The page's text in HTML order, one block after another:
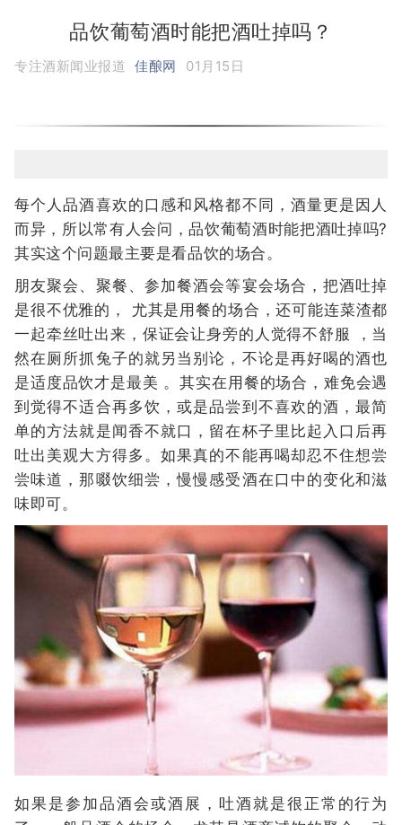
品饮葡萄酒时能把酒吐掉吗？
专注酒新闻业报道 佳酿网 01月15日
每个人品酒喜欢的口感和风格都不同，酒量更是因人
而异，所以常有人会问，品饮葡萄酒时能把酒吐掉吗?
其实这个问题最主要是看品饮的场合。
朋友聚会、聚餐、参加餐酒会等宴会场合，把酒吐掉
是很不优雅的， 尤其是用餐的场合，还可能连菜渣都
一起牵丝吐出来，保证会让身旁的人觉得不舒服 ，当
然在厕所抓兔子的就另当别论，不论是再好喝的酒也
是适度品饮才是最美 。其实在用餐的场合，难免会遇
到觉得不适合再多饮，或是品尝到不喜欢的酒，最简
单的方法就是闻香不就口，留在杯子里比起入口后再
吐出美观大方得多。如果真的不能再喝却忍不住想尝
尝味道，那啜饮细尝，慢慢感受酒在口中的变化和滋
味即可。
如果是参加品酒会或酒展，吐酒就是很正常的行为